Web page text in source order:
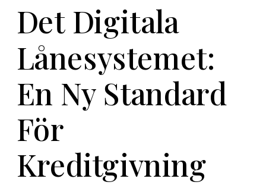
Det Digitala
Lånesystemet:
En Ny Standard
För
Kreditgivning